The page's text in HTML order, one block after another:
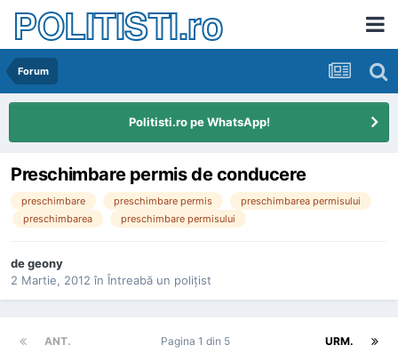
POLITISTI.ro
Forum
Politisti.ro pe WhatsApp!
Preschimbare permis de conducere
preschimbare preschimbare permis
preschimbarea permisului
preschimbarea
preschimbare permisului
degeony
2 Martie, 2012 în Întreabă un poliţist
ANT. URM.
Pagina 1 din 5